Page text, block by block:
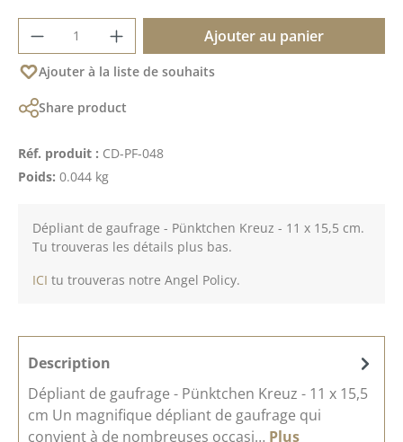
Quantité de produit : Entrez la quantité
Ajouter au panier
Ajouter à la liste de souhaits
Share product
Réf. produit : CD-PF-048
Poids: 0.044 kg
Dépliant de gaufrage - Pünktchen Kreuz - 11 x 15,5 cm.
Tu trouveras les détails plus bas.
ICI tu trouveras notre Angel Policy.
Description
Dépliant de gaufrage - Pünktchen Kreuz - 11 x 15,5
cm Un magnifique dépliant de gaufrage qui
convient à de nombreuses occasi… Plus